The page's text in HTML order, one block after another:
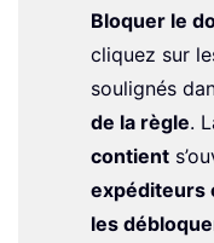
Bloquer le
cliquez sur
soulignés
de la règle.
contient
expéditeurs
les